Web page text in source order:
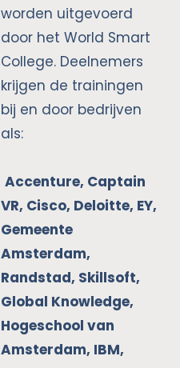
worden uitgevoerd
door het World Smart
College. Deelnemers
krijgen de trainingen
bij en door bedrijven
als:
Accenture, Captain
VR, Cisco, Deloitte, EY,
Gemeente
Amsterdam,
Randstad, Skillsoft,
Global Knowledge,
Hogeschool van
Amsterdam, IBM,